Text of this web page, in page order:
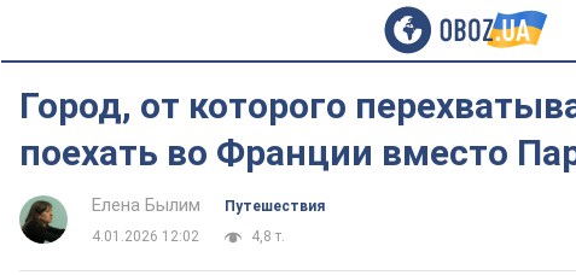
Город, от которого
поехать во Франции вместо
Елена Былим
Путешествия
4.01.2026 12:02
4,8 т.